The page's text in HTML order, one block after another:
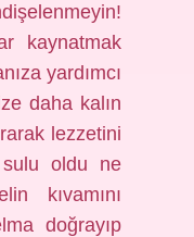
kaynatmak
yardımcı
daha kalın
lezzetini
sulu oldu ne
kıvamını
doğrayıp